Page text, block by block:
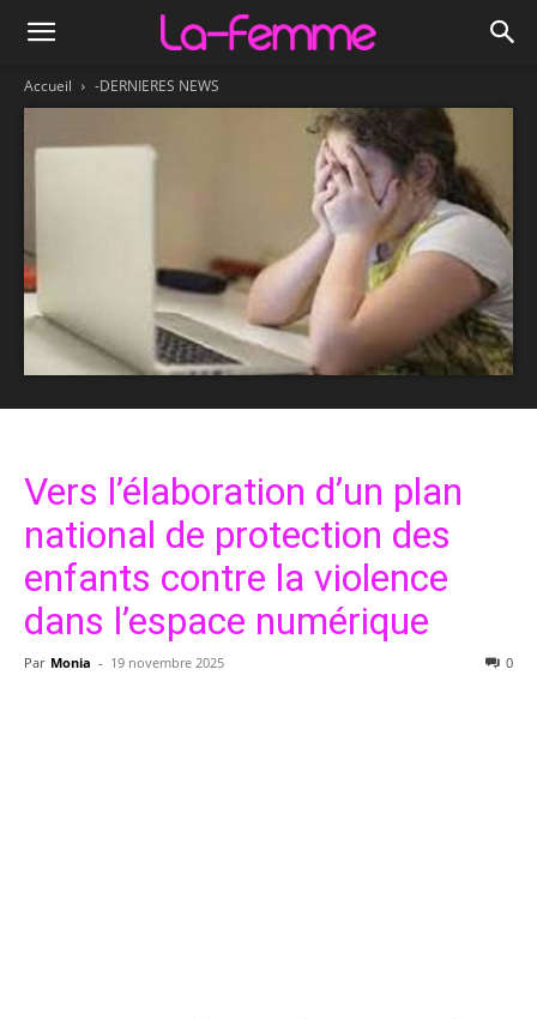
Accueil -DERNIERES NEWS
Vers l’élaboration d’un plan
national de protection des
enfants contre la violence
dans l’espace numérique
Par Monia - 19 novembre 2025 0